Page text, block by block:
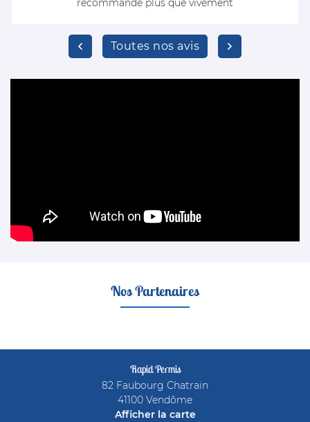
recommande plus que vivement
Toutes nos avis
Nos Partenaires
Rapid Permis
82 Faubourg Chatrain
41100 Vendôme
Afficher la carte